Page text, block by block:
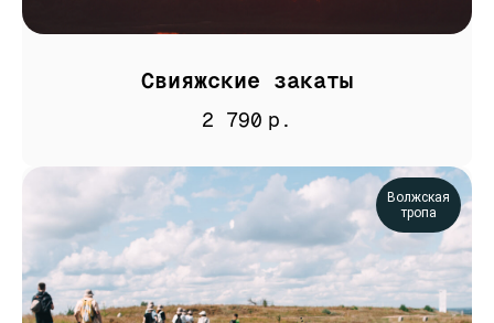
Свияжские закаты
2 790 р.
Волжская
тропа